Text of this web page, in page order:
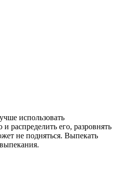
использовать
распределить его, разровнять
не подняться. Выпекать